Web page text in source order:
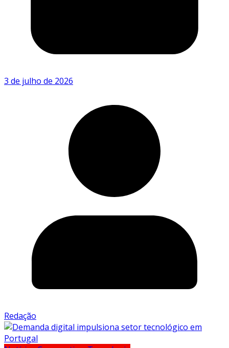
3 de julho de 2026
Redação